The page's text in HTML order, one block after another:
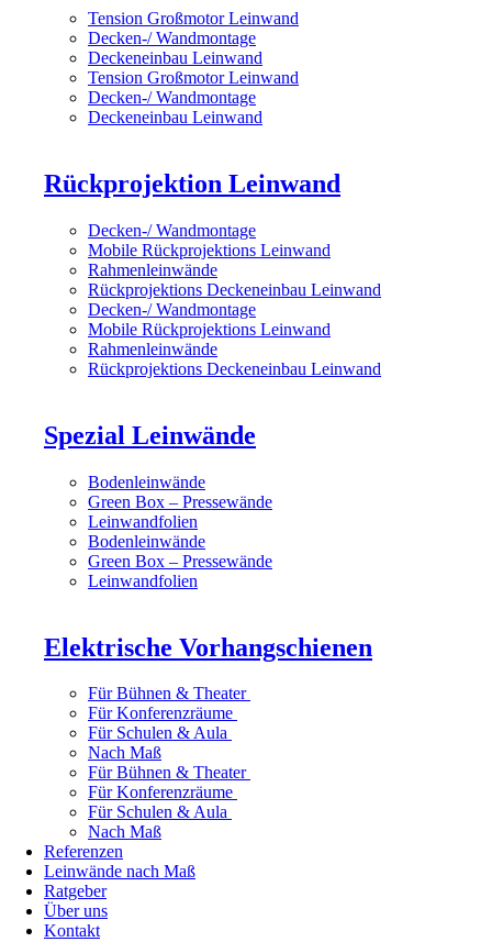
Tension Großmotor Leinwand
Decken-/ Wandmontage
Deckeneinbau Leinwand
Tension Großmotor Leinwand
Decken-/ Wandmontage
Deckeneinbau Leinwand
Rückprojektion Leinwand
Decken-/ Wandmontage
Mobile Rückprojektions Leinwand
Rahmenleinwände
Rückprojektions Deckeneinbau Leinwand
Decken-/ Wandmontage
Mobile Rückprojektions Leinwand
Rahmenleinwände
Rückprojektions Deckeneinbau Leinwand
Spezial Leinwände
Bodenleinwände
Green Box – Pressewände
Leinwandfolien
Bodenleinwände
Green Box – Pressewände
Leinwandfolien
Elektrische Vorhangschienen
Für Bühnen & Theater
Für Konferenzräume
Für Schulen & Aula
Nach Maß
Für Bühnen & Theater
Für Konferenzräume
Für Schulen & Aula
Nach Maß
Referenzen
Leinwände nach Maß
Ratgeber
Über uns
Kontakt